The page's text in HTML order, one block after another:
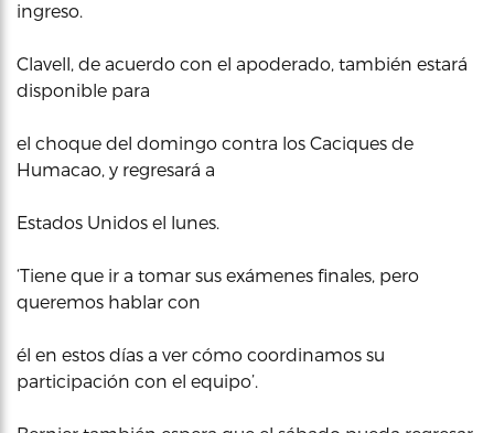
ingreso.
Clavell, de acuerdo con el apoderado, también estará
disponible para
el choque del domingo contra los Caciques de
Humacao, y regresará a
Estados Unidos el lunes.
‘Tiene que ir a tomar sus exámenes finales, pero
queremos hablar con
él en estos días a ver cómo coordinamos su
participación con el equipo’.